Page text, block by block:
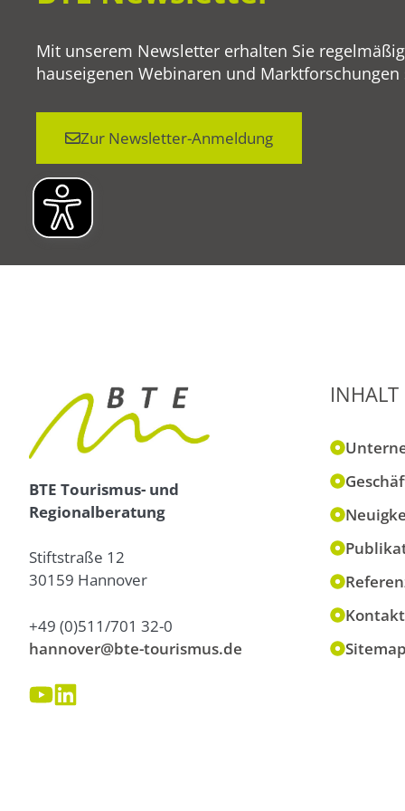
Mit unserem Newsletter erhalten Sie
hauseigenen Webinaren und
Zur Newsletter-Anmeldung
BTE Tourismus- und
Regionalberatung
Stiftstraße 12
30159 Hannover
+49 (0)511/701 32-0
hannover@bte-tourismus.de
INHALT
Kontakt
Sitemap